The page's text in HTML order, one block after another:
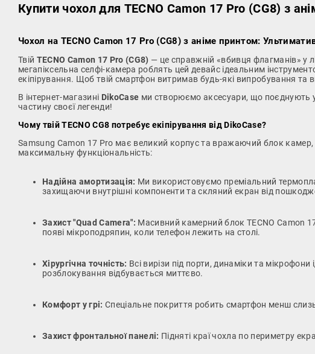
Купити чохол для TECNO Camon 17 Pro (CG8) з
Чохол на TECNO Camon 17 Pro (CG8) з аніме принтом:
Твій TECNO Camon 17 Pro (CG8) — це справжній «вбивця флагманів» у
мегапіксельна селфі-камера роблять цей девайс ідеальним
екіпірування. Щоб твій смартфон витримав будь-які випробування та
В інтернет-магазині DikoCase ми створюємо аксесуари, що поєднують у
частину своєї легенди!
Чому твій TECNO CG8 потребує екіпірування від DikoCase?
Samsung Camon 17 Pro має великий корпус та вражаючий блок
максимальну функціональність:
Надійна амортизація: Ми використовуємо преміальний
захищаючи внутрішні компоненти та скляний екран від
Захист "Quad Camera": Масивний камерний блок TECNO Camon
появі мікроподряпин, коли телефон лежить на столі.
Хірургічна точність: Всі вирізи під порти, динаміки та
розблокування відбувається миттєво.
Комфорт у грі: Спеціальне покриття робить смартфон менш
Захист фронтальної панелі: Підняті краї чохла по периметру